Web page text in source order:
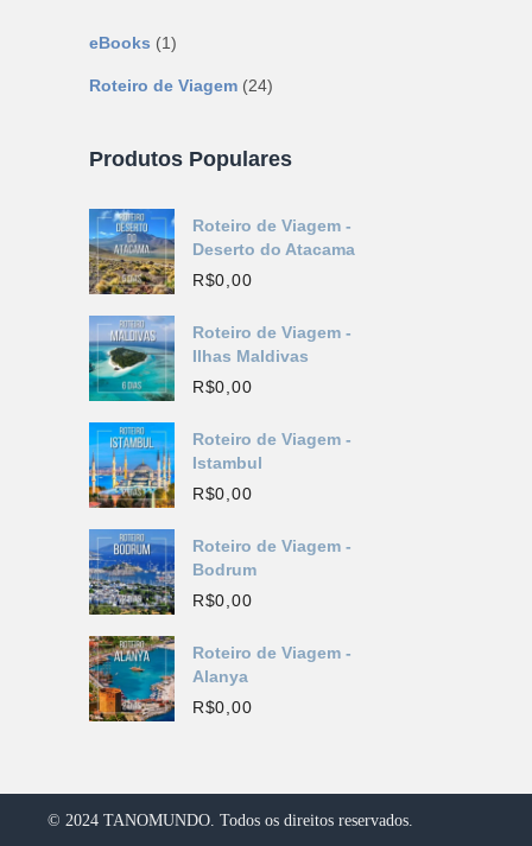
eBooks (1)
Roteiro de Viagem (24)
Produtos Populares
Roteiro de Viagem -
Deserto do Atacama
R$0,00
Roteiro de Viagem -
Ilhas Maldivas
R$0,00
Roteiro de Viagem -
Istambul
R$0,00
Roteiro de Viagem -
Bodrum
R$0,00
Roteiro de Viagem -
Alanya
R$0,00
© 2024 TANOMUNDO. Todos os direitos reservados.